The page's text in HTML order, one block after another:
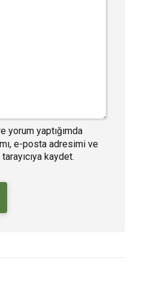
yorum yaptığımda
e-posta adresimi ve
kaydet.